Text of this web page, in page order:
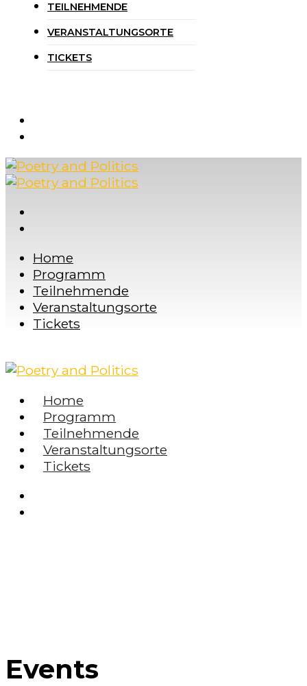
TEILNEHMENDE
VERANSTALTUNGSORTE
TICKETS
Home
Programm
Teilnehmende
Veranstaltungsorte
Tickets
Home
Programm
Teilnehmende
Veranstaltungsorte
Tickets
Events